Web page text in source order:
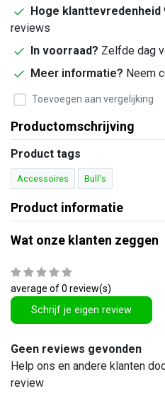
Hoge klanttevredenheid
reviews
In voorraad? Zelfde dag
Meer informatie? Neem
Toevoegen aan vergelijking
Productomschrijving
Product tags
Accessoires Bull's
Product informatie
Wat onze klanten zeggen
average of 0 review(s)
Schrijf je eigen review
Geen reviews gevonden
Help ons en andere klanten
review